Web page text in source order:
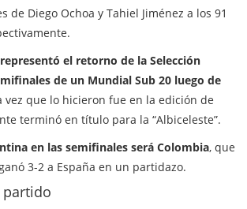
de Diego Ochoa y Tahiel Jiménez a los 91
el retorno de la Selección
de un Mundial Sub 20 luego de
vez que lo hicieron fue en la edición de
terminó en título para la “Albiceleste”.
en las semifinales será Colombia, que
3-2 a España en un partidazo.
partido